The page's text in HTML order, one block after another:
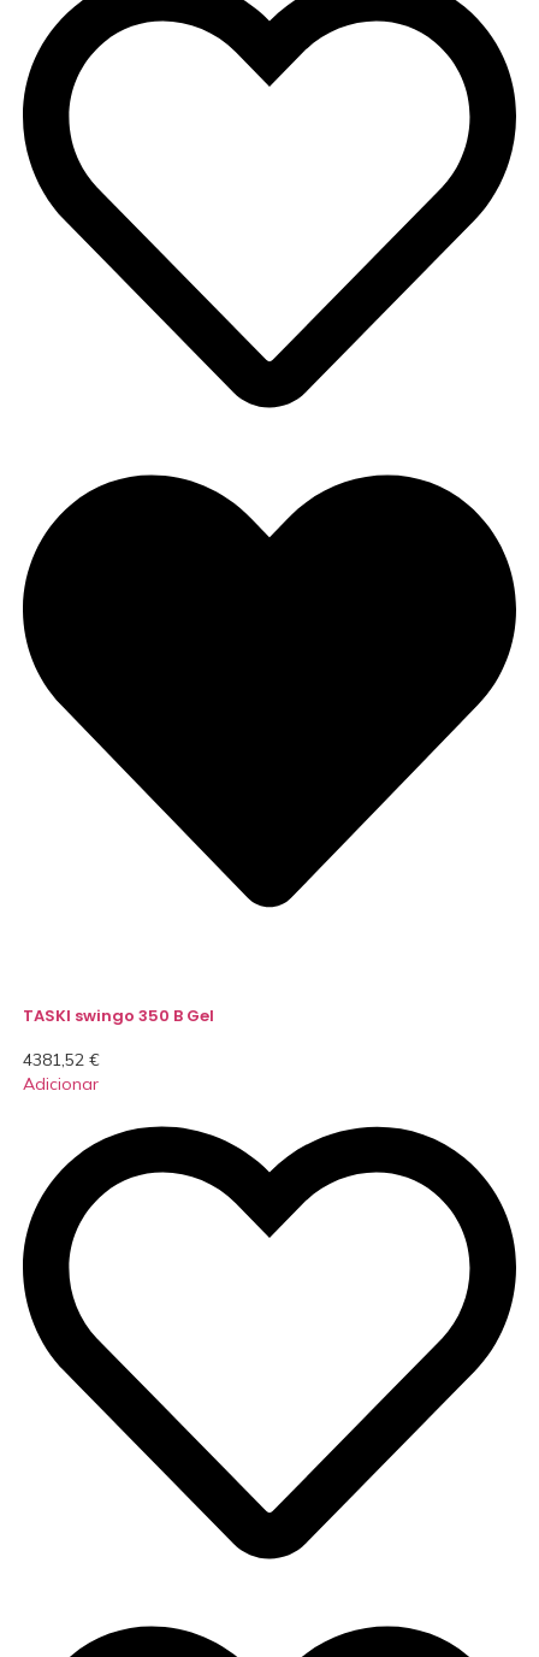
TASKI swingo 350 B Gel
4381,52 €
Adicionar